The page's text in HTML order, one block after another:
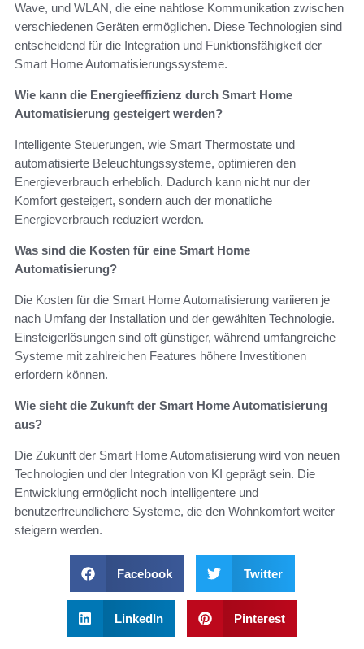
Wave, und WLAN, die eine nahtlose Kommunikation zwischen
verschiedenen Geräten ermöglichen. Diese Technologien sind
entscheidend für die Integration und Funktionsfähigkeit der
Smart Home Automatisierungssysteme.
Wie kann die Energieeffizienz durch Smart Home
Automatisierung gesteigert werden?
Intelligente Steuerungen, wie Smart Thermostate und
automatisierte Beleuchtungssysteme, optimieren den
Energieverbrauch erheblich. Dadurch kann nicht nur der
Komfort gesteigert, sondern auch der monatliche
Energieverbrauch reduziert werden.
Was sind die Kosten für eine Smart Home
Automatisierung?
Die Kosten für die Smart Home Automatisierung variieren je
nach Umfang der Installation und der gewählten Technologie.
Einsteigerlösungen sind oft günstiger, während umfangreiche
Systeme mit zahlreichen Features höhere Investitionen
erfordern können.
Wie sieht die Zukunft der Smart Home Automatisierung
aus?
Die Zukunft der Smart Home Automatisierung wird von neuen
Technologien und der Integration von KI geprägt sein. Die
Entwicklung ermöglicht noch intelligentere und
benutzerfreundlichere Systeme, die den Wohnkomfort weiter
steigern werden.
Facebook Twitter
LinkedIn Pinterest